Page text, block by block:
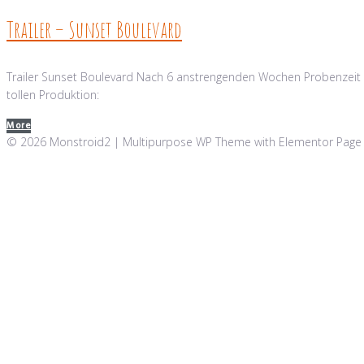
Trailer – Sunset Boulevard
Trailer Sunset Boulevard Nach 6 anstrengenden Wochen
tollen Produktion:
More
© 2026 Monstroid2 | Multipurpose WP Theme with Elementor